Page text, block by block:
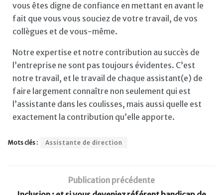
vous êtes digne de confiance en mettant en avant le
fait que vous vous souciez de votre travail, de vos
collègues et de vous-même.
Notre expertise et notre contribution au succès de
l’entreprise ne sont pas toujours évidentes. C’est
notre travail, et le travail de chaque assistant(e) de
faire largement connaître non seulement qui est
l’assistante dans les coulisses, mais aussi quelle est
exactement la contribution qu’elle apporte.
Mots clés : Assistante de direction
Publication précédente